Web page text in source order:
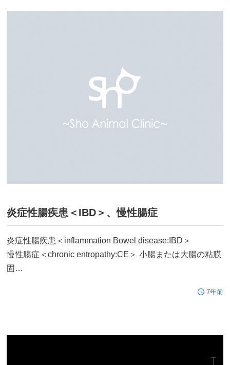
炎症性腸疾患＜IBD＞、慢性腸症
炎症性腸疾患＜inflammation Bowel disease:IBD＞
慢性腸症＜chronic entropathy:CE＞ 小腸または大腸の粘膜
固…
7年前